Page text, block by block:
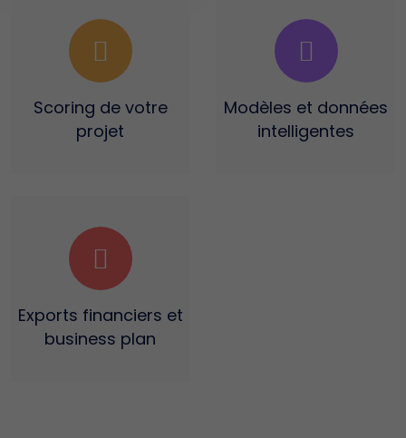
Scoring de votre
projet
Modèles et données
intelligentes
Exports financiers et
business plan